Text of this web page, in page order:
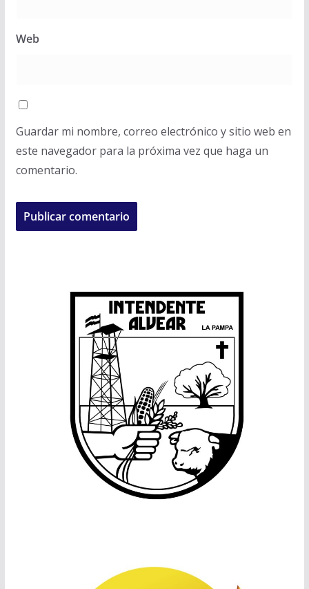
Web
Guardar mi nombre, correo electrónico y sitio web en
este navegador para la próxima vez que haga un
comentario.